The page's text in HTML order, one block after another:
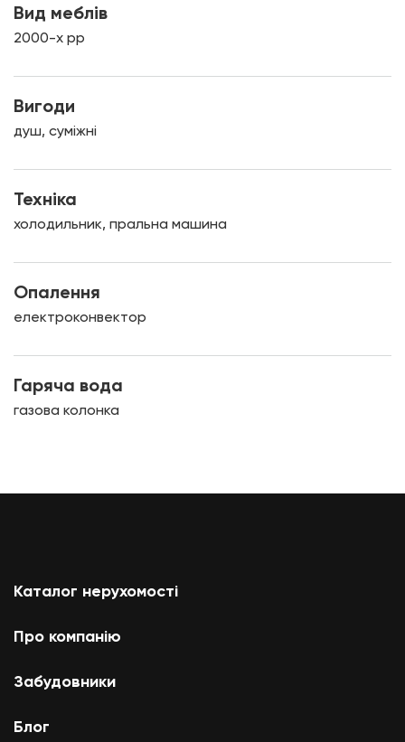
Вид меблів
2000-х рр
Вигоди
душ, суміжні
Техніка
холодильник, пральна машина
Опалення
електроконвектор
Гаряча вода
газова колонка
Каталог нерухомості
Про компанію
Забудовники
Блог